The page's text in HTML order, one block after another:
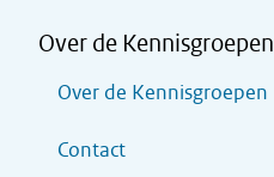
Over de Kennisgroepen
Over de Kennisgroepen
Contact